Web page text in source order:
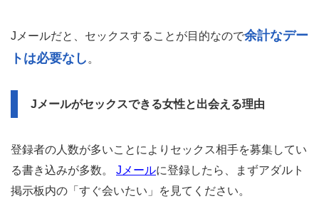
Jメールだと、セックスすることが目的なので余計なデー
トは必要なし 。
Jメールがセックスできる女性と出会える理由
登録者の人数が多いことによりセックス相手を募集してい
る書き込みが多数。 Jメールに登録したら、まずアダルト
掲示板内の「すぐ会いたい」を見てください。